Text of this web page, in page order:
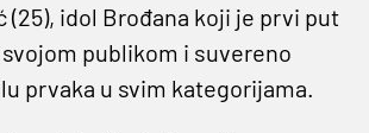
(25), idol Brođana koji je prvi put
publikom i suvereno
prvaka u svim kategorijama.